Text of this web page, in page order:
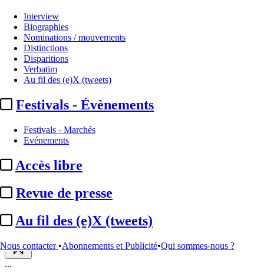
Interview
Biographies
Nominations / mouvements
Distinctions
Disparitions
Verbatim
Au fil des (e)X (tweets)
Festivals - Évènements
Festivals - Marchés
Evénements
Accès libre
Revue de presse
Au fil des (e)X (tweets)
Nous contacter •Abonnements et Publicité•Qui sommes-nous ?
Biographie :
d'Allonnes
Actualité n° 113610|Publié le 06 mai 2026 14:24
...